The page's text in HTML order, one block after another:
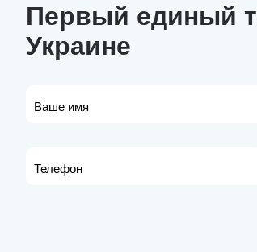
Первый единый
Украине
Ваше имя
Телефон